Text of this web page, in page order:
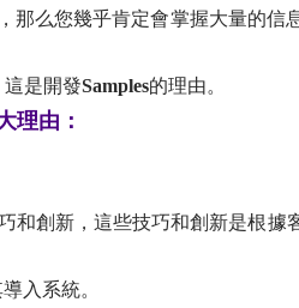
那么您幾乎肯定會掌握大量的信
是開發Samples的理由。
理由：
和創新，這些技巧和創新是根據
入系統。